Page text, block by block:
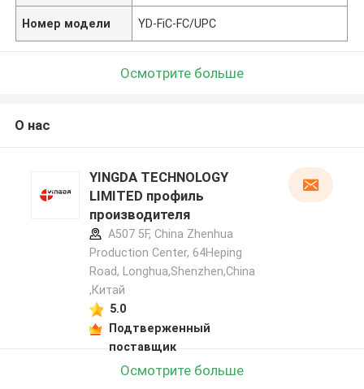
Номер модели YD-FiC-FC/UPC
Осмотрите больше
О нас
YINGDA TECHNOLOGY
LIMITED профиль
производителя
A507 5F, China Zhenhua
Production Center, 64Heping
Road, Longhua,Shenzhen,China
,Китай
5.0
Подтверженный
поставщик
Осмотрите больше